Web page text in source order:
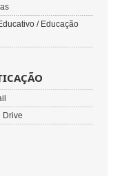
/ Educação
Drive